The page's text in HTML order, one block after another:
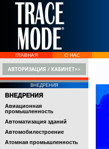
ГЛАВНАЯ О НАС
АВТОРИЗАЦИЯ / КАБИНЕТ>>
ВНЕДРЕНИЯ
ВНЕДРЕНИЯ
Авиационная
промышленность
Автоматизация зданий
Автомобилестроение
Атомная промышленность